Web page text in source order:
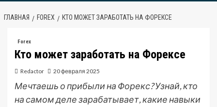
ГЛАВНАЯ FOREX КТО МОЖЕТ ЗАРАБОТАТЬ НА ФОРЕКСЕ
Forex
Кто может заработать на Форексе
Redactor 20 февраля 2025
Мечтаешь о прибыли на Форекс? Узнай, кто
на самом деле зарабатывает, какие навыки